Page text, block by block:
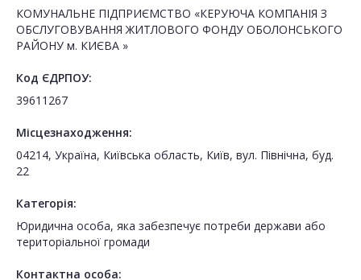
КОМУНАЛЬНЕ ПІДПРИЄМСТВО «КЕРУЮЧА КОМПАНІЯ З
ОБСЛУГОВУВАННЯ ЖИТЛОВОГО ФОНДУ ОБОЛОНСЬКОГО
РАЙОНУ м. КИЄВА »
Код ЄДРПОУ:
39611267
Місцезнаходження:
04214, Україна, Київська область, Київ, вул. Північна, буд.
22
Категорія:
Юридична особа, яка забезпечує потреби держави або
територіальної громади
Контактна особа: